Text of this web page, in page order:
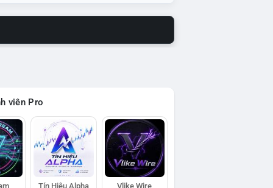
viên Pro
Tín Hiệu Alpha Vlike Wire